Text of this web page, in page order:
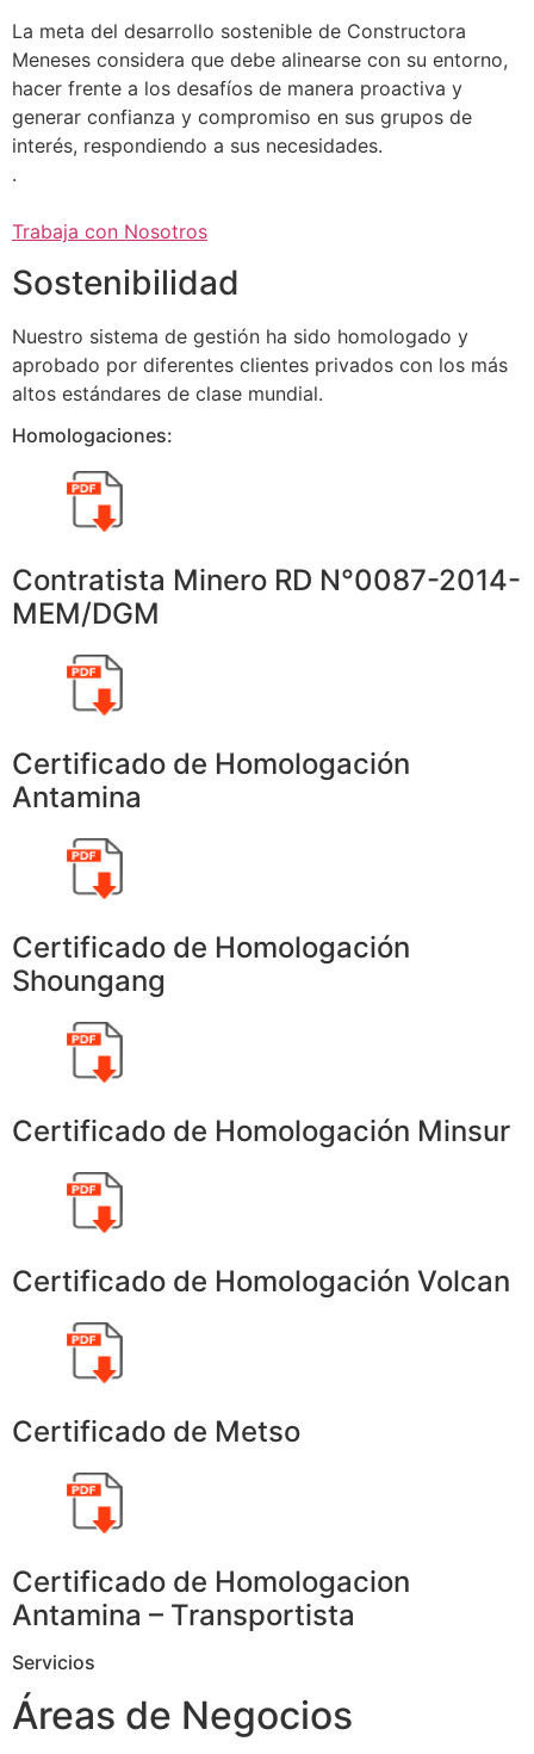
La meta del desarrollo sostenible de Constructora
Meneses considera que debe alinearse con su entorno,
hacer frente a los desafíos de manera proactiva y
generar confianza y compromiso en sus grupos de
interés, respondiendo a sus necesidades.
.
Trabaja con Nosotros
Sostenibilidad
Nuestro sistema de gestión ha sido homologado y
aprobado por diferentes clientes privados con los más
altos estándares de clase mundial.
Homologaciones:
Contratista Minero RD N°0087-2014-
MEM/DGM
Certificado de Homologación
Antamina
Certificado de Homologación
Shoungang
Certificado de Homologación Minsur
Certificado de Homologación Volcan
Certificado de Metso
Certificado de Homologacion
Antamina – Transportista
Servicios
Áreas de Negocios